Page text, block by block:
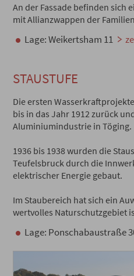
An der Fassade befinden sich
mit Allianzwappen der
Lage: Weikertsham 11
STAUSTUFE
Die ersten
bis in das Jahr 1912 zurück
Aluminiumindustrie in Töging.
1936 bis 1938 wurden die
Teufelsbruck durch die
elektrischer Energie gebaut.
Im Staubereich hat sich ein
wertvolles Naturschutzgebiet
Lage: Ponschabaustraße